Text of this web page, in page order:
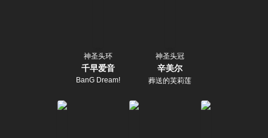
神圣头环
千早爱音
BanG Dream!
神圣头冠
辛美尔
葬送的芙莉莲